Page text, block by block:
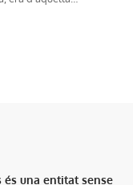
és una entitat sense